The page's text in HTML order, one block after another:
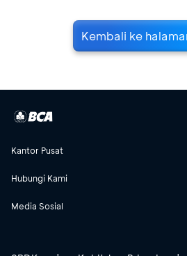
Kembali ke
Kantor Pusat
Hubungi Kami
Media Sosial